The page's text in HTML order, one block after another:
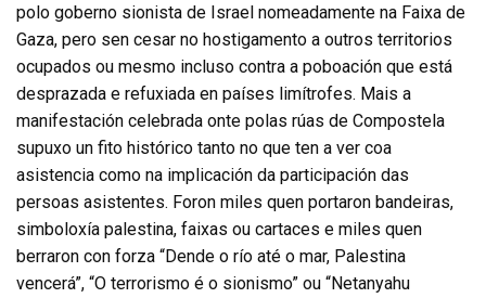
polo goberno sionista de Israel nomeadamente na Faixa de
Gaza, pero sen cesar no hostigamento a outros territorios
ocupados ou mesmo incluso contra a poboación que está
desprazada e refuxiada en países limítrofes. Mais a
manifestación celebrada onte polas rúas de Compostela
supuxo un fito histórico tanto no que ten a ver coa
asistencia como na implicación da participación das
persoas asistentes. Foron miles quen portaron bandeiras,
simboloxía palestina, faixas ou cartaces e miles quen
berraron con forza “Dende o río até o mar, Palestina
vencerá”, “O terrorismo é o sionismo” ou “Netanyahu